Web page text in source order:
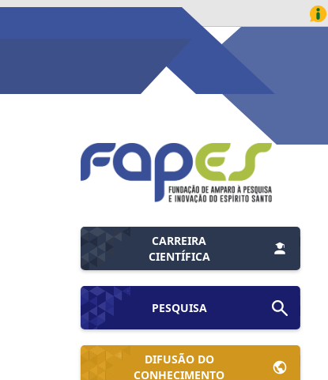
CARREIRA
CIENTÍFICA
PESQUISA
DIFUSÃO DO
CONHECIMENTO